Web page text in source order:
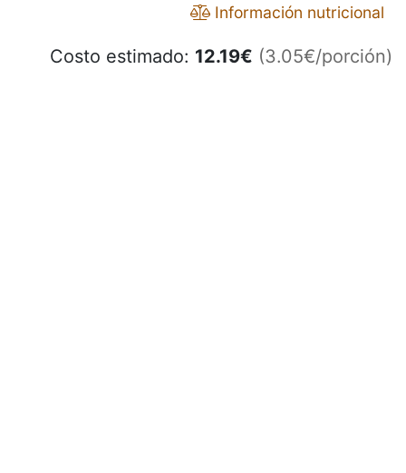
Información nutricional
Costo estimado: 12.19€ (3.05€/porción)